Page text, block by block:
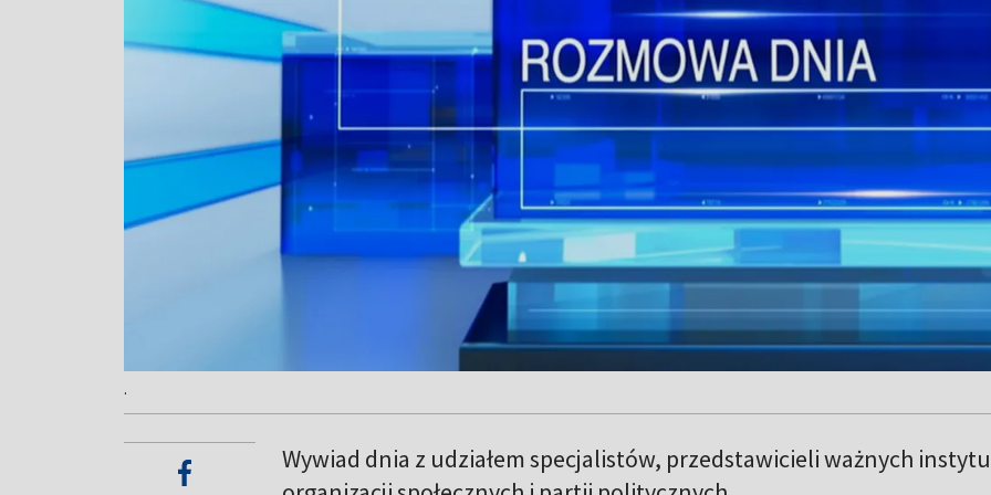
.
Wywiad dnia z udziałem specjalistów, przedstawicieli ważnych